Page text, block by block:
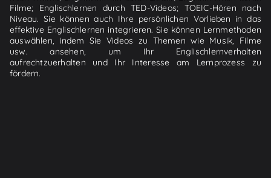
Filme; Englischlernen durch TED-Videos; TOEIC-Hören nach
Niveau. Sie können auch Ihre persönlichen Vorlieben in das
effektive Englischlernen integrieren. Sie können Lernmethoden
auswählen, indem Sie Videos zu Themen wie Musik, Filme
usw. ansehen, um Ihr Englischlernverhalten
aufrechtzuerhalten und Ihr Interesse am Lernprozess zu
fördern.